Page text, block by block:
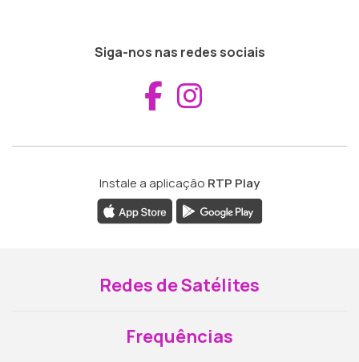
Siga-nos nas redes sociais
Aceder ao
Instale a aplicação RTP Play
Redes de Satélites
Frequências